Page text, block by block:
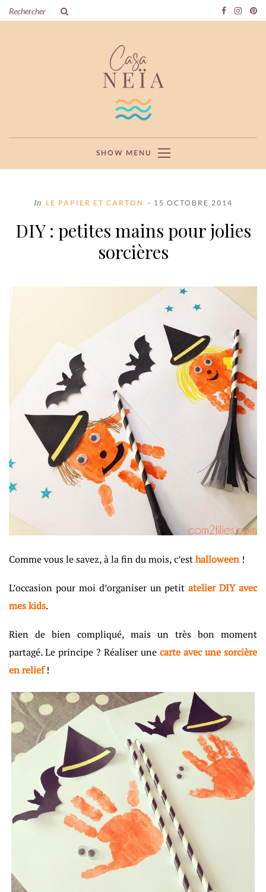
SHOW MENU
In LE PAPIER ET CARTON - 15 OCTOBRE 2014
DIY : petites mains pour jolies
sorcières
Comme vous le savez, à la fin du mois, c’esthalloween !
L’occasion pour moi d’organiser un petitatelier DIY avec
mes kids.
Rien de bien compliqué, mais un très bon moment
partagé. Le principe ? Réaliser une carte avec une sorcière
en relief!